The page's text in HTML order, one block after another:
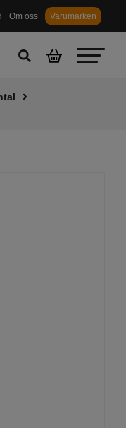
Om oss Varumärken